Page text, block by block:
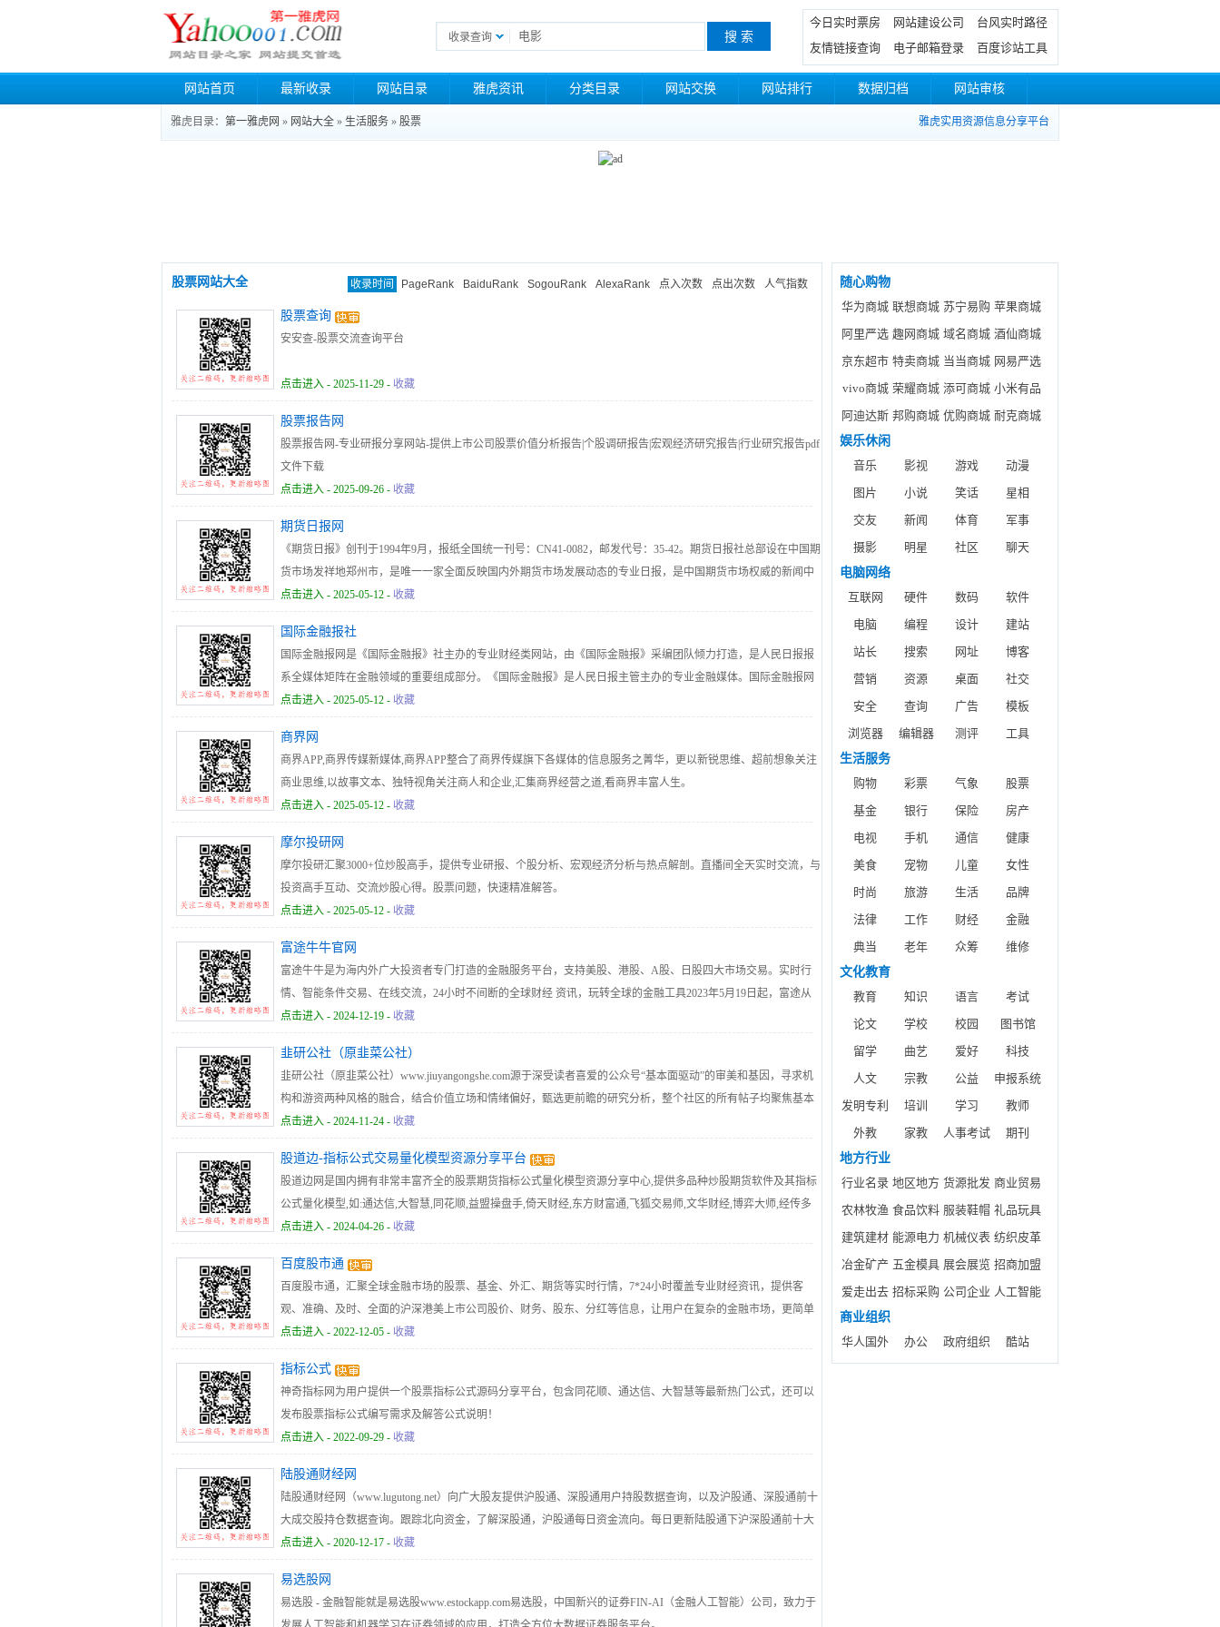
收录查询
今日实时票房 网站建设公司
台风实时路径
友情链接查询
电子邮箱登录 百度诊站工具
网站首页 最新收录 网站目录 雅虎资讯 分类目录 网站交换 网站排行 数据归档 网站审核
雅虎目录： 第一雅虎网 » 网站大全 » 生活服务 » 股票 雅虎实用资源信息分享平台
收录时间 PageRank BaiduRank SogouRank AlexaRank 点入次数 点出次数 人气指数
股票网站大全
股票查询
安安查-股票交流查询平台
点击进入 - 2025-11-29 - 收藏
股票报告网
股票报告网-专业研报分享网站-提供上市公司股票价值分析报告|个股调研报告|宏观经济研究报告|行业研究报告pdf
文件下载
点击进入 - 2025-09-26 - 收藏
期货日报网
《期货日报》创刊于1994年9月，报纸全国统一刊号：CN41-0082，邮发代号：35-42。期货日报社总部设在中国期
货市场发祥地郑州市，是唯一一家全面反映国内外期货市场发展动态的专业日报，是中国期货市场权威的新闻中
心和信息载体，肩负着维护和促进整个行业健康发展的重要使命。多年来，《期货日报》与中国期货市场风雨同
点击进入 - 2025-05-12 - 收藏
国际金融报社
国际金融报网是《国际金融报》社主办的专业财经类网站，由《国际金融报》采编团队倾力打造，是人民日报报
系全媒体矩阵在金融领域的重要组成部分。《国际金融报》是人民日报主管主办的专业金融媒体。国际金融报网
的采编团队由国内最优秀的财经记者担纲，秉承真实、专业、客观、权威、快速的新闻理念。我们以7x24小时的
融业必读，国际化必看，投资者必备”的专业财经资讯。我们密切联系政府部门和市场人士，在第一时间和重要节
点及时传达决策层的声音。
点击进入 - 2025-05-12 - 收藏
商界网
商界APP,商界传媒新媒体,商界APP整合了商界传媒旗下各媒体的信息服务之菁华，更以新锐思维、超前想象关注
商业思维,以故事文本、独特视角关注商人和企业,汇集商界经营之道,看商界丰富人生。
点击进入 - 2025-05-12 - 收藏
摩尔投研网
摩尔投研汇聚3000+位炒股高手，提供专业研报、个股分析、宏观经济分析与热点解剖。直播间全天实时交流，与
投资高手互动、交流炒股心得。股票问题，快速精准解答。
点击进入 - 2025-05-12 - 收藏
富途牛牛官网
富途牛牛是为海内外广大投资者专门打造的金融服务平台，支持美股、港股、A股、日股四大市场交易。实时行
情、智能条件交易、在线交流，24小时不间断的全球财经 资讯，玩转全球的金融工具2023年5月19日起，富途从
中国境内应用商店下架“富途牛牛”APP。存量中国境内客户如需更新或重新下载富途牛牛App请参考富途牛牛App
通道。
点击进入 - 2024-12-19 - 收藏
韭研公社（原韭菜公社）
韭研公社（原韭菜公社）www.jiuyangongshe.com源于深受读者喜爱的公众号“基本面驱动”的审美和基因，寻求机
构和游资两种风格的融合，结合价值立场和情绪偏好，甄选更前瞻的研究分析，整个社区的所有帖子均聚焦基本
面。
点击进入 - 2024-11-24 - 收藏
股道边-指标公式交易量化模型资源分享平台
股道边网是国内拥有非常丰富齐全的股票期货指标公式量化模型资源分享中心,提供多品种炒股期货软件及其指标
公式量化模型,如:通达信,大智慧,同花顺,益盟操盘手,倚天财经,东方财富通,飞狐交易师,文华财经,博弈大师,经传多
赢,懂牛,股多多,股牛牛,金字塔,TB交易开拓者,MT4 EA模型等源码;提供丰富股票知识学习资源及教程,编写指标模
点击进入 - 2024-04-26 - 收藏
百度股市通
百度股市通，汇聚全球金融市场的股票、基金、外汇、期货等实时行情，7*24小时覆盖专业财经资讯，提供客
观、准确、及时、全面的沪深港美上市公司股价、财务、股东、分红等信息，让用户在复杂的金融市场，更简单
的获取投资信息。
点击进入 - 2022-12-05 - 收藏
指标公式
神奇指标网为用户提供一个股票指标公式源码分享平台，包含同花顺、通达信、大智慧等最新热门公式，还可以
发布股票指标公式编写需求及解答公式说明！
点击进入 - 2022-09-29 - 收藏
陆股通财经网
陆股通财经网（www.lugutong.net）向广大股友提供沪股通、深股通用户持股数据查询，以及沪股通、深股通前十
大成交股持仓数据查询。跟踪北向资金，了解深股通，沪股通每日资金流向。每日更新陆股通下沪深股通前十大
成交股及市场走势。查询沪深港通资金流向_数据中心_请登录陆股通财经网lugutong.net
点击进入 - 2020-12-17 - 收藏
易选股网
易选股 - 金融智能就是易选股www.estockapp.com易选股，中国新兴的证券FIN-AI（金融人工智能）公司，致力于
随心购物
华为商城 联想商城 苏宁易购 苹果商城
阿里严选 趣网商城 域名商城 酒仙商城
京东超市 特卖商城 当当商城 网易严选
vivo商城 荣耀商城 添可商城 小米有品
阿迪达斯 邦购商城 优购商城 耐克商城
娱乐休闲
音乐
影视 游戏
动漫
图片
小说 笑话
星相
交友
新闻 体育
军事
摄影
明星 社区
聊天
电脑网络
互联网
硬件 数码
软件
电脑
编程 设计
建站
站长
搜索 网址
博客
营销
资源 桌面
社交
安全
查询 广告
模板
浏览器
编辑器 测评
工具
生活服务
购物
彩票 气象
股票
基金
银行 保险
房产
电视
手机 通信
健康
美食
宠物 儿童
女性
时尚
旅游 生活
品牌
法律
工作 财经
金融
典当
老年 众筹
维修
文化教育
教育
知识 语言
考试
论文
学校 校园
图书馆
留学
曲艺 爱好
科技
人文
宗教 公益
申报系统
发明专利
培训 学习
教师
外教
家教 人事考试
期刊
地方行业
行业名录 地区地方 货源批发 商业贸易
农林牧渔 食品饮料 服装鞋帽 礼品玩具
建筑建材 能源电力 机械仪表 纺织皮革
冶金矿产 五金模具 展会展览 招商加盟
爱走出去 招标采购 公司企业 人工智能
商业组织
华人国外
办公 政府组织 酷站